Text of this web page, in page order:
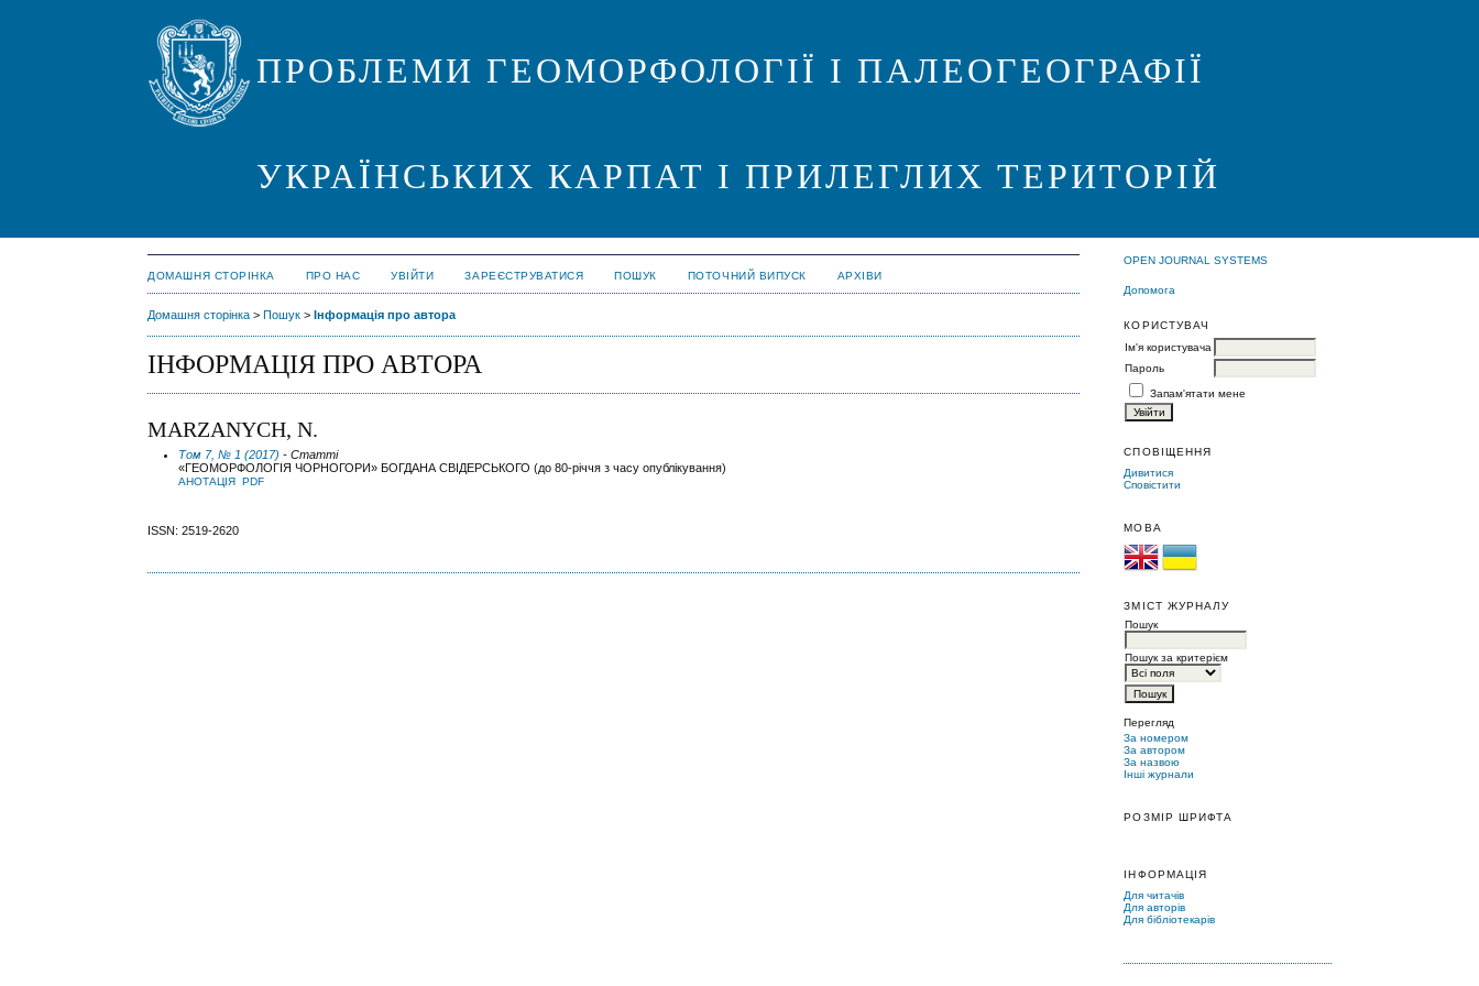
ПРОБЛЕМИ ГЕОМОРФОЛОГІЇ І ПАЛЕОГЕОГРАФІЇ
УКРАЇНСЬКИХ КАРПАТ І ПРИЛЕГЛИХ ТЕРИТОРІЙ
OPEN JOURNAL SYSTEMS
Допомога
КОРИСТУВАЧ
Ім'я користувача
Пароль
Запам'ятати мене
СПОВІЩЕННЯ
Дивитися
Сповістити
МОВА
ЗМІСТ ЖУРНАЛУ
Пошук
Пошук за критерієм
Перегляд
За номером
За автором
За назвою
Інші журнали
РОЗМІР ШРИФТА
ІНФОРМАЦІЯ
Для читачів
Для авторів
Для бібліотекарів
ДОМАШНЯ СТОРІНКА ПРО НАС УВІЙТИ ЗАРЕЄСТРУВАТИСЯ ПОШУК ПОТОЧНИЙ ВИПУСК АРХІВИ
Домашня сторінка >Пошук >Інформація про автора
ІНФОРМАЦІЯ ПРО АВТОРА
MARZANYCH, N.
Том 7, № 1 (2017) - Статті
«ГЕОМОРФОЛОГІЯ ЧОРНОГОРИ» БОГДАНА СВІДЕРСЬКОГО (до 80-річчя з часу опублікування)
АНОТАЦІЯ PDF
ISSN: 2519-2620